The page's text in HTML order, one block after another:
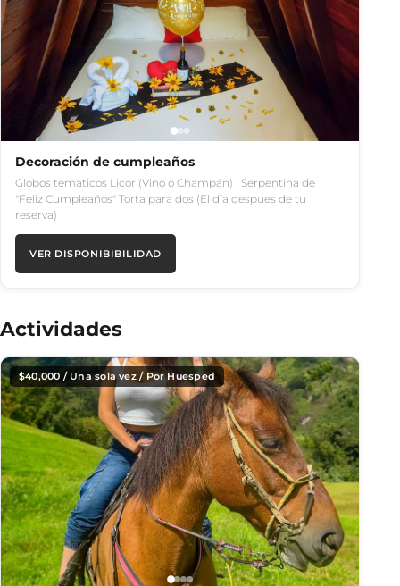
Decoración de cumpleaños
Globos tematicos Licor (Vino o Champán) Serpentina de
"Feliz Cumpleaños" Torta para dos (El día despues de tu
reserva)
VER DISPONIBIBILIDAD
Actividades
$40,000 / Una sola vez / Por Huesped